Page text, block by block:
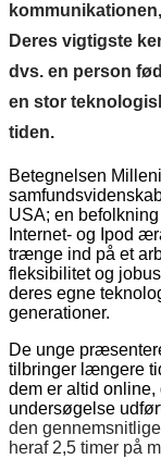
Deres vigtigste
dvs. en person
en stor
tiden.
Betegnelsen
USA; en
Internet- og Ipod
trænge ind på et
fleksibilitet og
deres egne
generationer.
De unge
tilbringer længere
dem er altid
undersøgelse
den
heraf 2,5 timer på